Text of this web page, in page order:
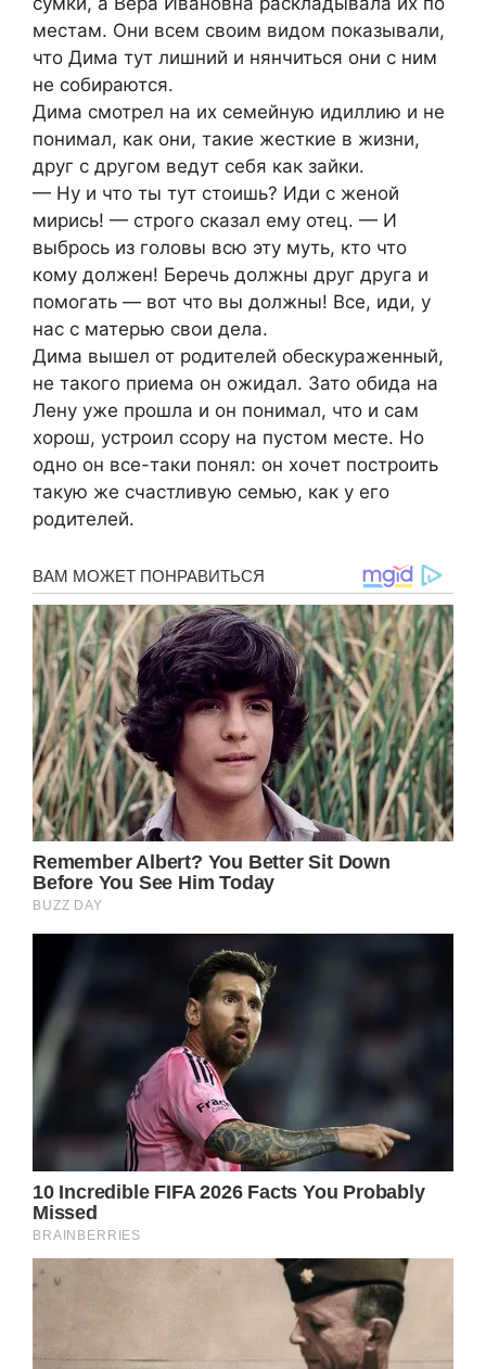
местам. Они всем своим видом показывали,
что Дима тут лишний и нянчиться они с ним
не собираются.
Дима смотрел на их семейную идиллию и не
понимал, как они, такие жесткие в жизни,
друг с другом ведут себя как зайки.
— Ну и что ты тут стоишь? Иди с женой
мирись! — строго сказал ему отец. — И
выбрось из головы всю эту муть, кто что
кому должен! Беречь должны друг друга и
помогать — вот что вы должны! Все, иди, у
нас с матерью свои дела.
Дима вышел от родителей обескураженный,
не такого приема он ожидал. Зато обида на
Лену уже прошла и он понимал, что и сам
хорош, устроил ссору на пустом месте. Но
одно он все-таки понял: он хочет построить
такую же счастливую семью, как у его
родителей.